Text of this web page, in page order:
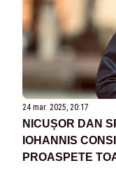
24 mar. 2025, 20:17
NICUȘOR DAN
IOHANNIS
PROASPETE